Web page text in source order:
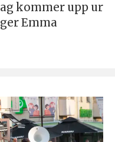
kommer upp ur
Emma